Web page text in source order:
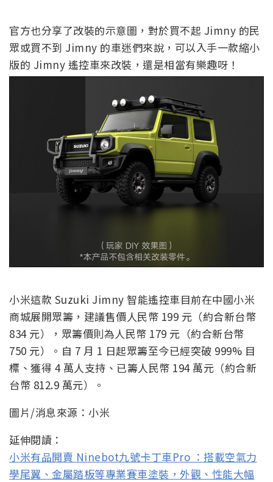
官方也分享了改裝的示意圖，對於買不起 Jimny 的民
眾或買不到 Jimny 的車迷們來說，可以入手一款縮小
版的 Jimny 遙控車來改裝，還是相當有樂趣呀！
小米這款 Suzuki Jimny 智能遙控車目前在中國小米
商城展開眾籌，建議售價人民幣 199 元（約合新台幣
834 元），眾籌價則為人民幣 179 元（約合新台幣
750 元）。自 7 月 1 日起眾籌至今已經突破 999% 目
標、獲得 4 萬人支持、已籌人民幣 194 萬元（約合新
台幣 812.9 萬元）。
圖片/消息來源：小米
延伸閱讀：
小米有品開賣 Ninebot九號卡丁車Pro ：搭載空氣力
學尾翼、金屬踏板等專業賽車塗裝，外觀、性能大幅